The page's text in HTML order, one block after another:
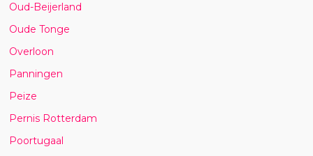
Oud-Beijerland
Oude Tonge
Overloon
Panningen
Peize
Pernis Rotterdam
Poortugaal